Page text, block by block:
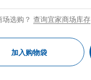
选购？ 查询宜家商场库存
加入购物袋